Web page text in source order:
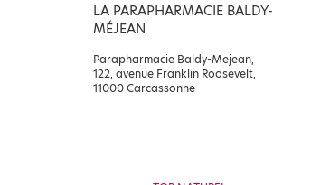
LA PARAPHARMACIE BALDY-
MÉJEAN
Parapharmacie Baldy-Mejean,
122, avenue Franklin Roosevelt,
11000 Carcassonne